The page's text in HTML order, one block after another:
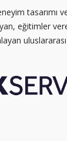
tasarımı
eğitimler
uluslararası